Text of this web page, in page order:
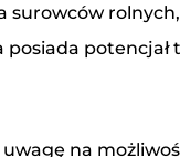
surowców
naPolitykę